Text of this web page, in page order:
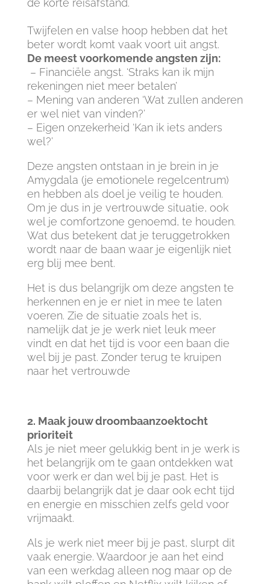
Twijfelen en valse hoop hebben dat het
beter wordt komt vaak voort uit angst.
De meest voorkomende angsten zijn:
– Financiële angst. ‘Straks kan ik mijn
rekeningen niet meer betalen’
– Mening van anderen ‘Wat zullen anderen
er wel niet van vinden?’
– Eigen onzekerheid ‘Kan ik iets anders
wel?’
Deze angsten ontstaan in je brein in je
Amygdala (je emotionele regelcentrum)
en hebben als doel je veilig te houden.
Om je dus in je vertrouwde situatie, ook
wel je comfortzone genoemd, te houden.
Wat dus betekent dat je teruggetrokken
wordt naar de baan waar je eigenlijk niet
erg blij mee bent.
Het is dus belangrijk om deze angsten te
herkennen en je er niet in mee te laten
voeren. Zie de situatie zoals het is,
namelijk dat je je werk niet leuk meer
vindt en dat het tijd is voor een baan die
wel bij je past. Zonder terug te kruipen
naar het vertrouwde
2. Maak jouw droombaanzoektocht
prioriteit
Als je niet meer gelukkig bent in je werk is
het belangrijk om te gaan ontdekken wat
voor werk er dan wel bij je past. Het is
daarbij belangrijk dat je daar ook echt tijd
en energie en misschien zelfs geld voor
vrijmaakt.
Als je werk niet meer bij je past, slurpt dit
vaak energie. Waardoor je aan het eind
van een werkdag alleen nog maar op de